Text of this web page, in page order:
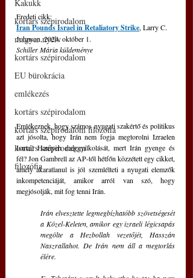
Kakukk
kortárs szépirodalom
magyar nyelv
kortárs szépirodalom
EU bürokrácia
emlékezés
kortárs szépirodalom
kortárs szépirodalom filozófia
kortárs szépirodalom
filozófia
Eredeti cikk:
Iran Pounds Israel in Retaliatory Strike, Larry C.
Johnson, 2024. október 1.
Schiller Mária küldeménye
Emlékeznek, hogy számos nyugati szakértő és politikus
azt jósolta, hogy Irán nem fogja megtorolni Izraelen
Ismail Haniyeh meggyilkolását, mert Irán gyenge és
fél? Jon Gambrell az AP-től hétfőn közzétett egy cikket,
amely akaratlanul is jól szemlélteti a nyugati elemzők
inkompetenciáját, amikor arról van szó, hogy
megjósolják, mit fog tenni Irán.
Irán elvesztette legmegbízhatóbb szövetségesét
a Közel-Keleten, amikor egy izraeli légicsapás
megölte a Hezbollah vezetőjét, Hasszán
Naszrallahot. De Irán nem áll a megtorlás
élére.